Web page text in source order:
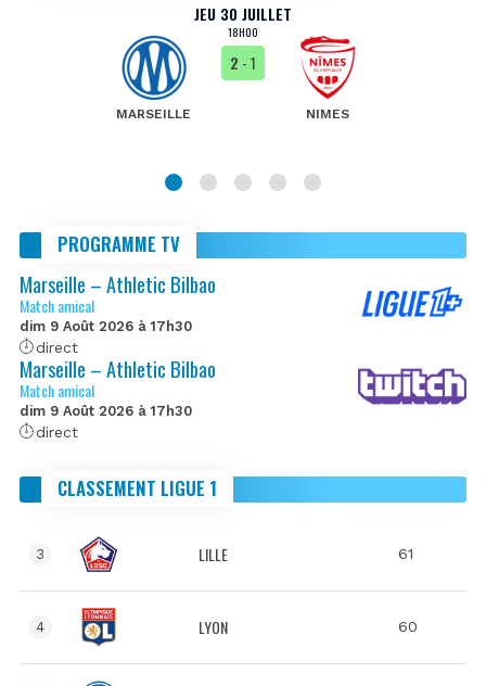
JEU 30 JUILLET
18H00
MARSEILLE
2 - 1
NIMES
PROGRAMME TV
Marseille – Athletic Bilbao
Match amical
dim 9 Août 2026 à 17h30
direct
Marseille – Athletic Bilbao
Match amical
dim 9 Août 2026 à 17h30
direct
CLASSEMENT LIGUE 1
3 LILLE 61
4 LYON 60